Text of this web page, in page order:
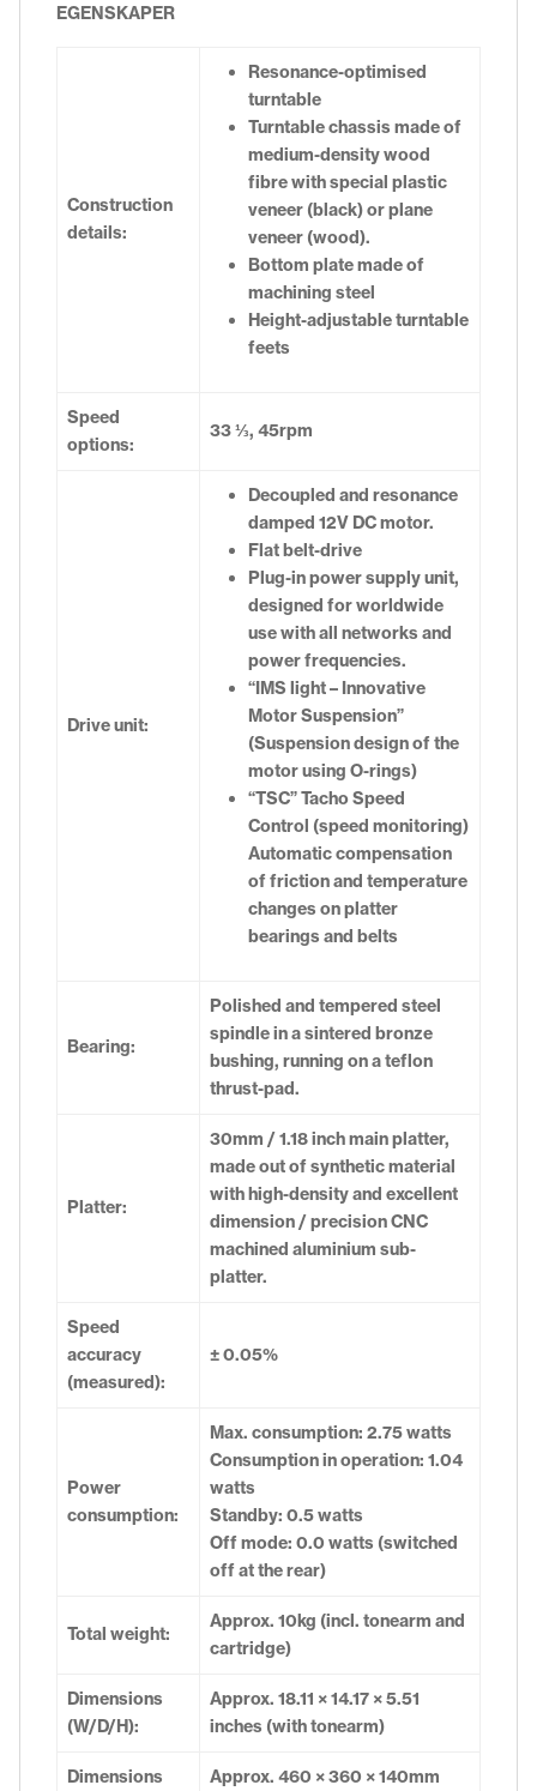
EGENSKAPER
Construction
details:
Resonance-optimised
turntable
Turntable chassis made of
medium-density wood
fibre with special plastic
veneer (black) or plane
veneer (wood).
Bottom plate made of
machining steel
Height-adjustable turntable
feets
Speed
options:
33 ⅓, 45rpm
Drive unit:
Decoupled and resonance
damped 12V DC motor.
Flat belt-drive
Plug-in power supply unit,
designed for worldwide
use with all networks and
power frequencies.
“IMS light – Innovative
Motor Suspension”
(Suspension design of the
motor using O-rings)
“TSC” Tacho Speed
Control (speed monitoring)
Automatic compensation
of friction and temperature
changes on platter
bearings and belts
Bearing:
Polished and tempered steel
spindle in a sintered bronze
bushing, running on a teflon
thrust-pad.
Platter:
30mm / 1.18 inch main platter,
made out of synthetic material
with high-density and excellent
dimension / precision CNC
machined aluminium sub-
platter.
Speed
accuracy
(measured):
± 0.05%
Power
consumption:
Max. consumption: 2.75 watts
Consumption in operation: 1.04
watts
Standby: 0.5 watts
Off mode: 0.0 watts (switched
off at the rear)
Total weight:
Approx. 10kg (incl. tonearm and
cartridge)
Dimensions
(W/D/H):
Approx. 18.11 × 14.17 × 5.51
inches (with tonearm)
Dimensions
Approx. 460 × 360 × 140mm